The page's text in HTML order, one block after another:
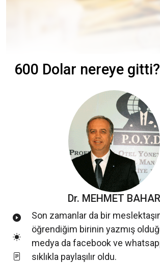
600 Dolar nereye gitti?
Dr. MEHMET BAHAR
Son zamanlar da bir
öğrendiğim birinin yazmış
medya da facebook ve
sıklıkla paylaşılır oldu.